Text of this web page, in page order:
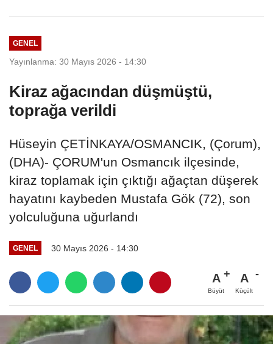
GENEL
Yayınlanma: 30 Mayıs 2026 - 14:30
Kiraz ağacından düşmüştü,
toprağa verildi
Hüseyin ÇETİNKAYA/OSMANCIK, (Çorum),
(DHA)- ÇORUM'un Osmancık ilçesinde,
kiraz toplamak için çıktığı ağaçtan düşerek
hayatını kaybeden Mustafa Gök (72), son
yolculuğuna uğurlandı
GENEL 30 Mayıs 2026 - 14:30
A
Büyüt
A
Küçült